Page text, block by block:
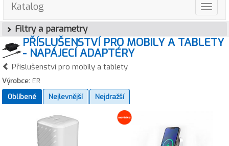
Katalog
Filtry a parametry
PŘÍSLUŠENSTVÍ PRO MOBILY A TABLETY
- NAPÁJECÍ ADAPTÉRY
Příslušenství pro mobily a tablety
Výrobce: ER
Oblíbené
Nejlevnější Nejdražší